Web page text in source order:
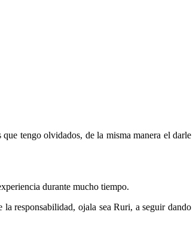
tengo olvidados, de la misma manera el darle
durante mucho tiempo.
responsabilidad, ojala sea Ruri, a seguir dando